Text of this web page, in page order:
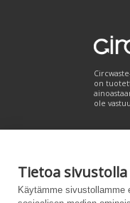
Tietoa
Käytämme
on
ole